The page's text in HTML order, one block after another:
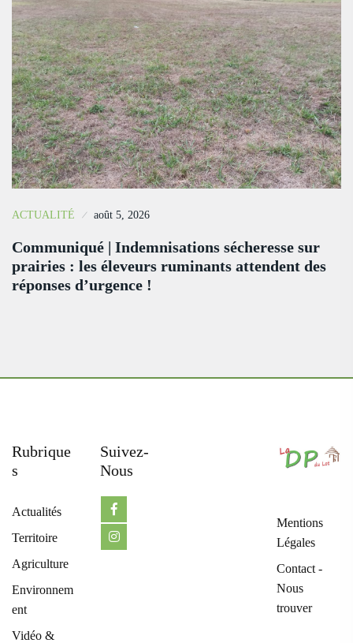
ACTUALITÉ août 5, 2026
Communiqué | Indemnisations sécheresse sur
prairies : les éleveurs ruminants attendent des
réponses d’urgence !
Rubrique
S
Actualités
Territoire
Agriculture
Environnem
ent
Vidéo &
Suivez-
Nous
Mentions
Légales
Contact -
Nous
trouver